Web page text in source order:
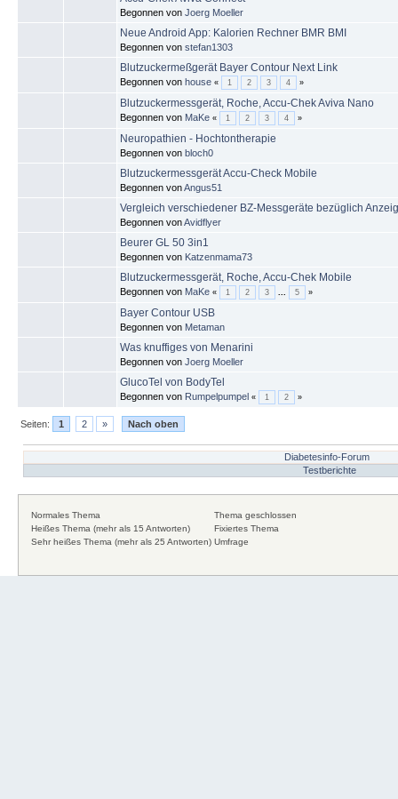
Begonnen von Joerg Moeller
Neue Android App: Kalorien Rechner BMR BMI
Begonnen von stefan1303
Blutzuckermeßgerät Bayer Contour Next Link
Begonnen von house « 1 2 3 4 »
Blutzuckermessgerät, Roche, Accu-Chek Aviva Nano
Begonnen von MaKe « 1 2 3 4 »
Neuropathien - Hochtontherapie
Begonnen von bloch0
Blutzuckermessgerät Accu-Check Mobile
Begonnen vonAngus51
Vergleich verschiedener BZ-Messgeräte bezüglich
Begonnen vonAvidflyer
Beurer GL 50 3in1
Begonnen von Katzenmama73
Blutzuckermessgerät, Roche, Accu-Chek Mobile
Begonnen von MaKe « 1 2 3 5 »
Bayer Contour USB
Begonnen von Metaman
Was knuffiges von Menarini
Begonnen von Joerg Moeller
GlucoTel von BodyTel
Begonnen von Rumpelpumpel « 1 2 »
Seiten: 1 2 » Nach oben
Diabetesinfo-Forum
Testberichte
Normales Thema
Heißes Thema (mehr als 15 Antworten)
Sehr heißes Thema (mehr als 25 Antworten)
Thema geschlossen
Fixiertes Thema
Umfrage